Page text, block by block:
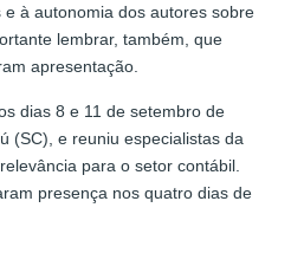
e à autonomia dos autores sobre
lembrar, também, que
apresentação.
dias 8 e 11 de setembro de
(SC), e reuniu especialistas da
para o setor contábil.
presença nos quatro dias de